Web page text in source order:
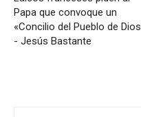
Papa que convoque un
«Concilio del Pueblo de
- Jesús Bastante